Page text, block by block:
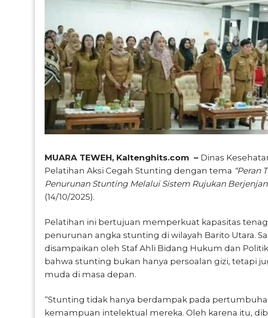
MUARA TEWEH, Kaltenghits.com – Dinas
Pelatihan Aksi Cegah Stunting dengan tema “Peran
Penurunan Stunting Melalui Sistem Rujukan
(14/10/2025).
Pelatihan ini bertujuan memperkuat kapasitas
penurunan angka stunting di wilayah Barito Utara.
disampaikan oleh Staf Ahli Bidang Hukum dan
bahwa stunting bukan hanya persoalan gizi, tetapi
muda di masa depan.
“Stunting tidak hanya berdampak pada
kemampuan intelektual mereka. Oleh karena itu,